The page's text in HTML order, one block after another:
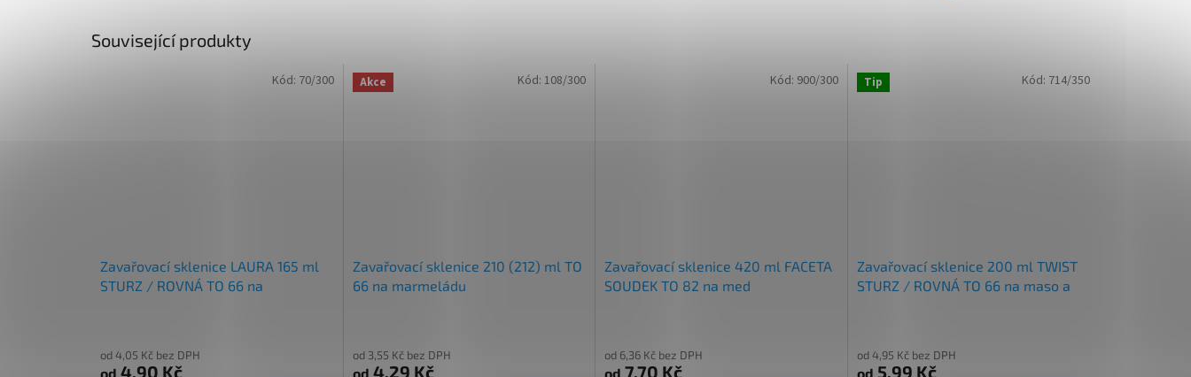
Související produkty
Zavařovací sklenice LAURA 165 ml
STURZ / ROVNÁ TO 66 na
od 4,05 Kč bez DPH
od 4,90 Kč
Kód: 70/300 Akce
Zavařovací sklenice 210 (212) ml TO
66 na marmeládu
od 3,55 Kč bez DPH
od 4,29 Kč
Kód: 108/300
Zavařovací sklenice 420 ml FACETA
SOUDEK TO 82 na med
od 6,36 Kč bez DPH
od 7,70 Kč
Kód: 900/300 Tip
Zavařovací sklenice 200 ml TWIST
STURZ / ROVNÁ TO 66 na maso a
od 4,95 Kč bez DPH
od 5,99 Kč
Kód: 714/350